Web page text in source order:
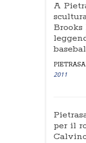
A
Brooks
2011
per il